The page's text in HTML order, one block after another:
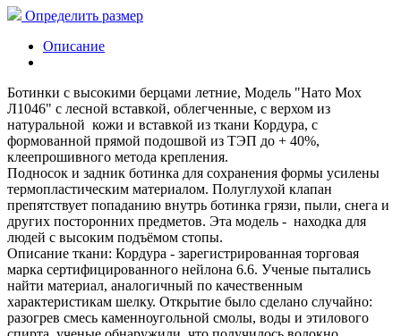
Определить размер
Описание
Ботинки с высокими берцами летние, Модель "Нато Мох
Л1046" с лесной вставкой, облегченные, с верхом из
натуральной кожи и вставкой из ткани Кордура, с
формованной прямой подошвой из ТЭП до + 40%,
клеепрошивного метода крепления.
Подносок и задник ботинка для сохранения формы усилены
термопластическим материалом. Полуглухой клапан
препятствует попаданию внутрь ботинка грязи, пыли, снега и
других посторонних предметов. Эта модель - находка для
людей с высоким подъёмом стопы.
Описание ткани: Кордура - зарегистрированная торговая
марка сертифицированного нейлона 6.6. Ученые пытались
найти материал, аналогичный по качественным
характеристикам шелку. Открытие было сделано случайно:
разогрев смесь каменноугольной смолы, воды и этилового